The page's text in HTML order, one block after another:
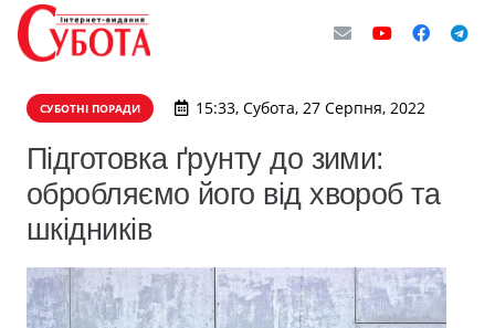
СУБОТНІ ПОРАДИ 15:33, Субота, 27 Серпня, 2022
Підготовка ґрунту до зими:
обробляємо його від хвороб та
шкідників